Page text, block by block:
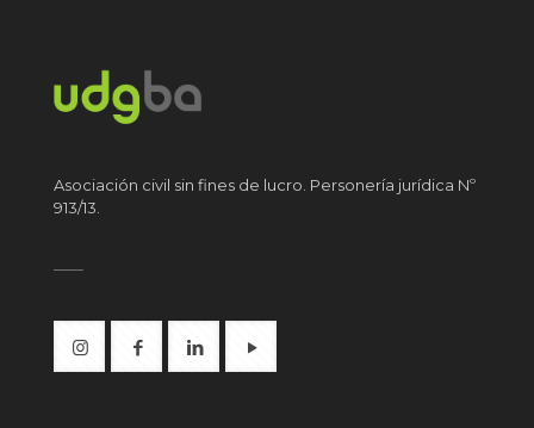
Asociación civil sin fines de lucro. Personería jurídica Nº
913/13.